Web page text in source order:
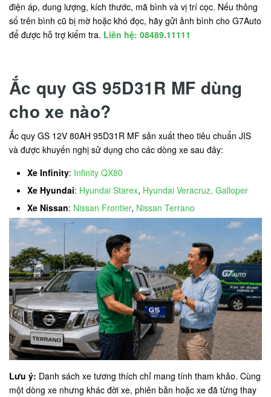
điện áp, dung lượng, kích thước, mã bình và vị trí cọc. Nếu thông
số trên bình cũ bị mờ hoặc khó đọc, hãy gửi ảnh bình cho G7Auto
để được hỗ trợ kiểm tra. Liên hệ: 08489.11111
Ắc quy GS 95D31R MF dùng
cho xe nào?
Ắc quy GS 12V 80AH 95D31R MF sản xuất theo tiêu chuẩn JIS
và được khuyến nghị sử dụng cho các dòng xe sau đây:
Xe Infinity: Infinity QX80
Xe Hyundai: Hyundai Starex, Hyundai Veracruz, Galloper
Xe Nissan: Nissan Frontier, Nissan Terrano
Lưu ý: Danh sách xe tương thích chỉ mang tính tham khảo. Cùng
một dòng xe nhưng khác đời xe, phiên bản hoặc xe đã từng thay